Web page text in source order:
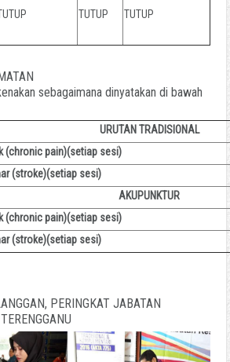
TUTUP TUTUP
sebagaimana dinyatakan di bawah
URUTAN TRADISIONAL
(chronic pain)(setiap sesi)
(stroke)(setiap sesi)
AKUPUNKTUR
(chronic pain)(setiap sesi)
(stroke)(setiap sesi)
PERINGKAT JABATAN